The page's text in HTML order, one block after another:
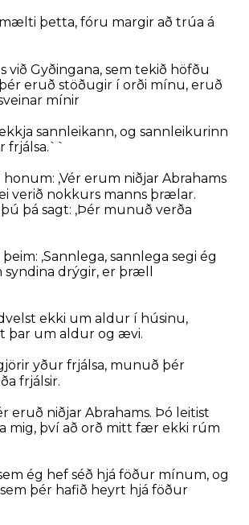
þetta, fóru margir að trúa á
við Gyðingana, sem tekið höfðu
eruð stöðugir í orði mínu, eruð
mínir
sannleikann, og sannleikurinn
frjálsa.``
,Vér erum niðjar Abrahams
verið nokkurs manns þrælar.
þá sagt: ,Þér munuð verða
þeim: ,Sannlega, sannlega segi ég
syndina drýgir, er þræll
ekki um aldur í húsinu,
þar um aldur og ævi.
yður frjálsa, munuð þér
frjálsir.
eruð niðjar Abrahams. Þó leitist
mig, því að orð mitt fær ekki rúm
ég hef séð hjá föður mínum, og
þér hafið heyrt hjá föður